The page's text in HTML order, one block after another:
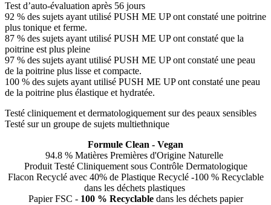
Test d’auto-évaluation après 56 jours
92 % des sujets ayant utilisé PUSH ME UP ont constaté une poitrine
plus tonique et ferme.
87 % des sujets ayant utilisé PUSH ME UP ont constaté que la
poitrine est plus pleine
97 % des sujets ayant utilisé PUSH ME UP ont constaté une peau
de la poitrine plus lisse et compacte.
100 % des sujets ayant utilisé PUSH ME UP ont constaté une peau
de la poitrine plus élastique et hydratée.
Testé cliniquement et dermatologiquement sur des peaux sensibles
Testé sur un groupe de sujets multiethnique
Formule Clean - Vegan
94.8 % Matières Premières d'Origine Naturelle
Produit Testé Cliniquement sous Contrôle Dermatologique
Flacon Recyclé avec 40% de Plastique Recyclé -100 % Recyclable
dans les déchets plastiques
Papier FSC - 100 % Recyclabledans les déchets papier